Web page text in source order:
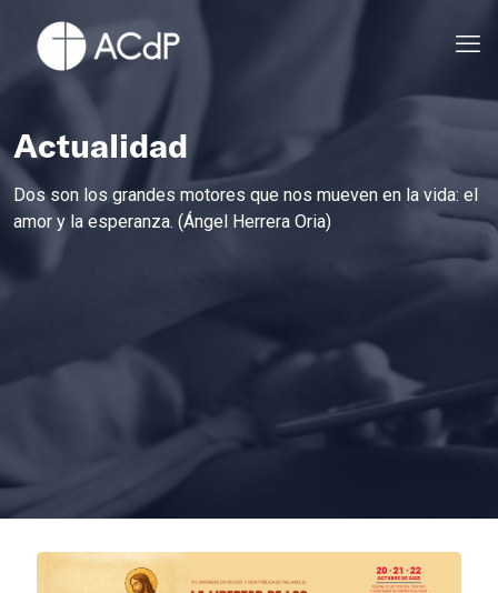
Actualidad
Dos son los grandes motores que nos mueven en la vida: el
amor y la esperanza. (Ángel Herrera Oria)